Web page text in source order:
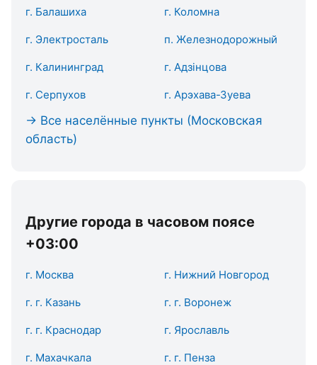
г. Балашиха г. Коломна
г. Электросталь п. Железнодорожный
г. Калининград г. Адзінцова
г. Серпухов г. Арэхава-Зуева
→ Все населённые пункты (Московская
область)
Другие города в часовом поясе
+03:00
г. Москва г. Нижний Новгород
г. г. Казань г. г. Воронеж
г. г. Краснодар г. Ярославль
г. Махачкала г. г. Пенза